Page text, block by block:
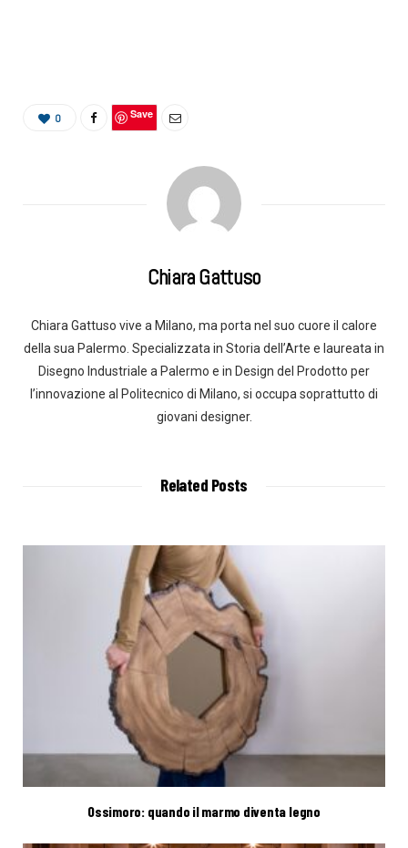
0 Save
Chiara Gattuso
Chiara Gattuso vive a Milano, ma porta nel suo cuore il calore
della sua Palermo. Specializzata in Storia dell’Arte e laureata in
Disegno Industriale a Palermo e in Design del Prodotto per
l’innovazione al Politecnico di Milano, si occupa soprattutto di
giovani designer.
Related Posts
Ossimoro: quando il marmo diventa legno